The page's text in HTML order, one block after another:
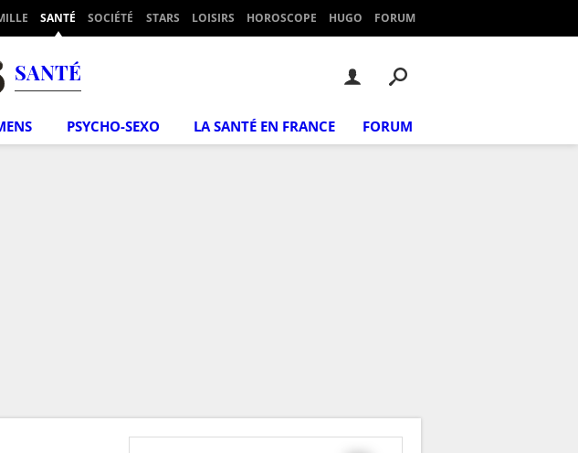
SANTÉ SOCIÉTÉ STARS LOISIRS HOROSCOPE HUGO FORUM
SANTÉ
PSYCHO-SEXO LA SANTÉ EN FRANCE FORUM